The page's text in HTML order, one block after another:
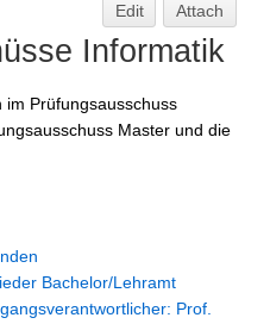
Edit Attach
Informatik
im Prüfungsausschuss
Master und die
Bachelor/Lehramt
Prof.